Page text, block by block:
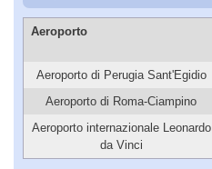
Aeroporto
Aeroporto di Perugia Sant'Egidio
Aeroporto di Roma-Ciampino
Aeroporto internazionale Leonardo
da Vinci